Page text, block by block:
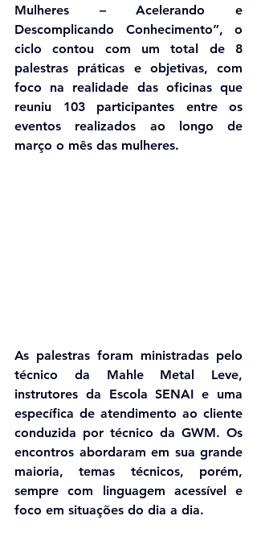
Mulheres – Acelerando e
Descomplicando Conhecimento”, o
ciclo contou com um total de 8
palestras práticas e objetivas, com
foco na realidade das oficinas que
reuniu 103 participantes entre os
eventos realizados ao longo de
março o mês das mulheres.
As palestras foram ministradas pelo
técnico da Mahle Metal Leve,
instrutores da Escola SENAI e uma
específica de atendimento ao cliente
conduzida por técnico da GWM. Os
encontros abordaram em sua grande
maioria, temas técnicos, porém,
sempre com linguagem acessível e
foco em situações do dia a dia.